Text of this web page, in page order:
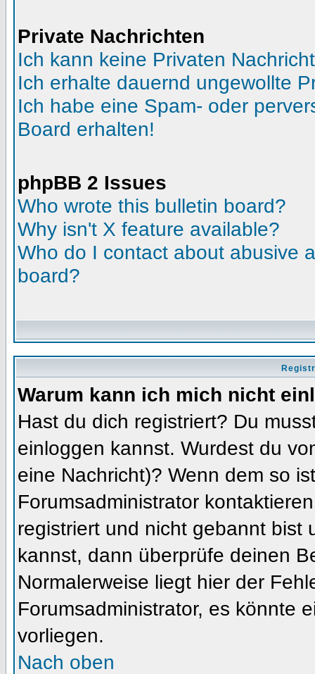
Private Nachrichten
Ich kann keine Privaten
Ich erhalte dauernd ungewollte
Ich habe eine Spam- oder
Board erhalten!
phpBB 2 Issues
Who wrote this bulletin board?
Why isn't X feature available?
Who do I contact about abusive
board?
Warum kann ich mich nicht
Hast du dich registriert? Du
einloggen kannst. Wurdest du
eine Nachricht)? Wenn dem so
Forumsadministrator
registriert und nicht gebannt bist
kannst, dann überprüfe deinen
Normalerweise liegt hier der
Forumsadministrator, es könnte
vorliegen.
Nach oben